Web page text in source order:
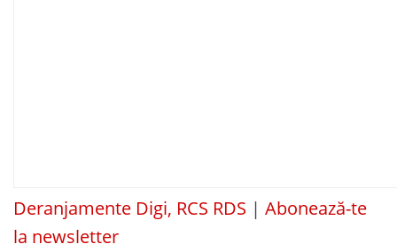
Deranjamente Digi, RCS RDS | Abonează-te
la newsletter